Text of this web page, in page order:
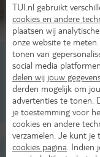
Beoordeling van 7
2-persoonskamer,
1-persoonskamer,
2-persoonskamer,
Ligging
TUI.nl gebruikt
cookies en andere
plaatsen wij
onze website te
tonen van
social media
delen wij jouw
derden mogelijk om
advertenties te tonen.
je toestemming voor
cookies en andere
verzamelen. Je kunt
cookies pagina .